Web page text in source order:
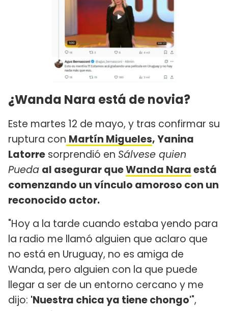
¿Wanda Nara está de novia?
Este martes 12 de mayo, y tras confirmar su
ruptura con Martín Migueles, Yanina
Latorre sorprendió en Sálvese quien
Pueda al asegurar queWanda Naraestá
comenzando un vínculo amoroso con un
reconocido actor.
"Hoy a la tarde cuando estaba yendo para
la radio me llamó alguien que aclaro que
no está en Uruguay, no es amiga de
Wanda, pero alguien con la que puede
llegar a ser de un entorno cercano y me
dijo: 'Nuestra chica ya tiene chongo'",